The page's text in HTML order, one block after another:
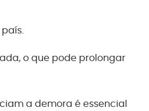
o que pode prolongar
a demora é essencial